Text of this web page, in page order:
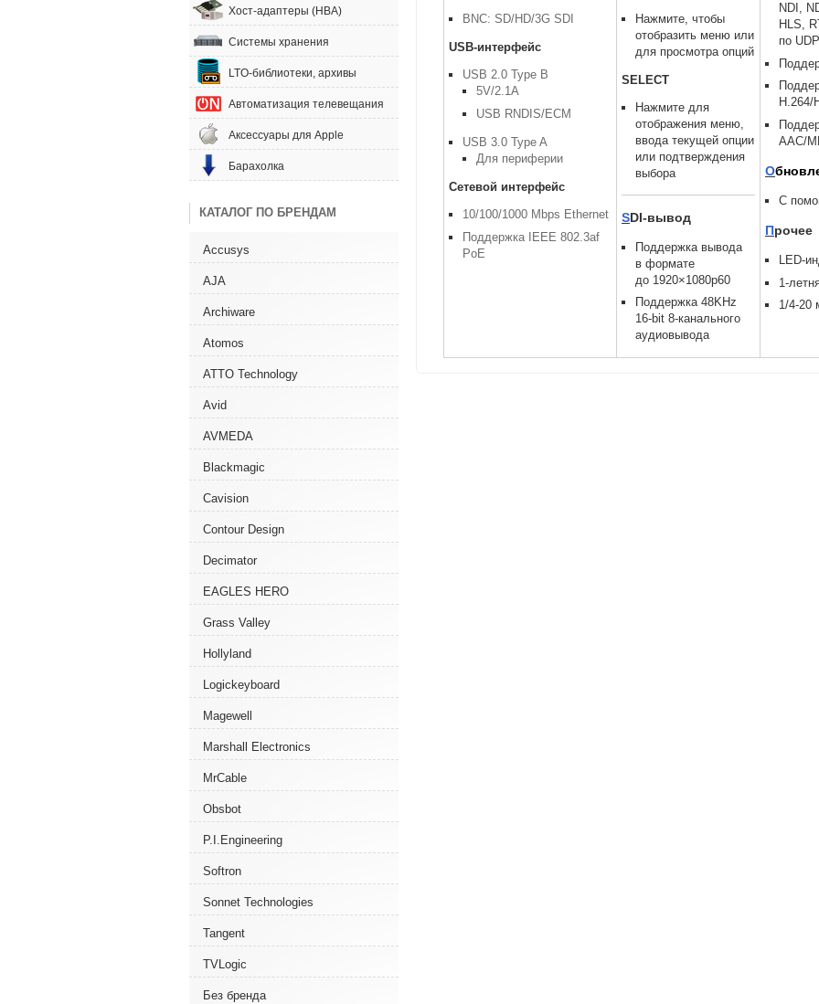
Хост-адаптеры (HBA)
Системы хранения
LTO-библиотеки, архивы
Автоматизация телевещания
Аксессуары для Apple
Барахолка
КАТАЛОГ ПО БРЕНДАМ
Accusys
AJA
Archiware
Atomos
ATTO Technology
Avid
AVMEDA
Blackmagic
Cavision
Contour Design
Decimator
EAGLES HERO
Grass Valley
Hollyland
Logickeyboard
Magewell
Marshall Electronics
MrCable
Obsbot
P.I.Engineering
Softron
Sonnet Technologies
Tangent
TVLogic
Без бренда
BNC: SD/HD/3G SDI
USB-интерфейс
USB 2.0 Type B
5V/2.1A
USB RNDIS/ECM
USB 3.0 Type A
Для периферии
Сетевой интерфейс
10/100/1000 Mbps Ethernet
Поддержка IEEE 802.3af
PoE
Нажмите, чтобы
отобразить меню или
для просмотра опций
SELECT
Нажмите для
отображения меню,
ввода текущей опции
или подтверждения
выбора
SDI-вывод
Поддержка вывода
в формате
до 1920×1080p60
Поддержка 48KHz
16-bit 8-канального
аудиовывода
NDI ,
HLS,
по
H.264/
AAC/
О
С
Прочее
LED-
1-
1/4-20